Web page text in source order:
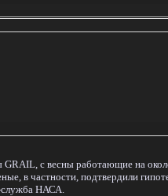
с весны работающие на
в частности, подтвердили
служба НАСА.